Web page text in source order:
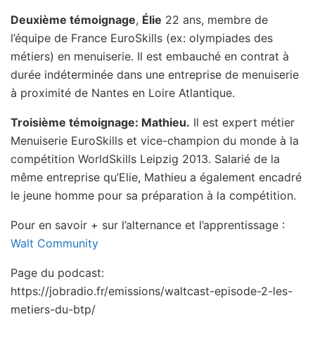
Deuxième témoignage, Élie 22 ans, membre de
l’équipe de France EuroSkills (ex: olympiades des
métiers) en menuiserie. Il est embauché en contrat à
durée indéterminée dans une entreprise de menuiserie
à proximité de Nantes en Loire Atlantique.
Troisième témoignage: Mathieu. Il est expert métier
Menuiserie EuroSkills et vice-champion du monde à la
compétition WorldSkills Leipzig 2013. Salarié de la
même entreprise qu’Elie, Mathieu a également encadré
le jeune homme pour sa préparation à la compétition.
Pour en savoir + sur l’alternance et l’apprentissage :
Walt Community
Page du podcast:
https://jobradio.fr/emissions/waltcast-episode-2-les-
metiers-du-btp/